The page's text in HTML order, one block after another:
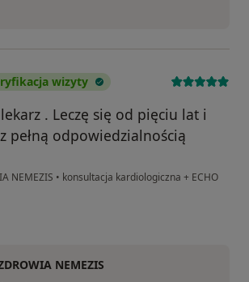
wizyty
. Leczę się od pięciu lat i
pełną odpowiedzialnością
NEMEZIS • konsultacja kardiologiczna + ECHO
Robert
NEMEZIS